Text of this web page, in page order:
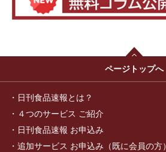
ページトップへ
日刊食品速報とは？
４つのサービス ご紹介
日刊食品速報 お申込み
追加サービス お申込み（既に会員の方）